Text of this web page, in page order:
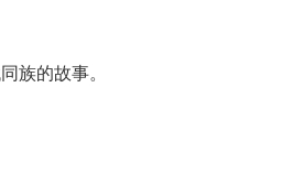
族的故事。